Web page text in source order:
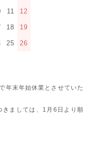
11 12
18 19
25 26
年末年始休業とさせていた
きましては、1月6日より順